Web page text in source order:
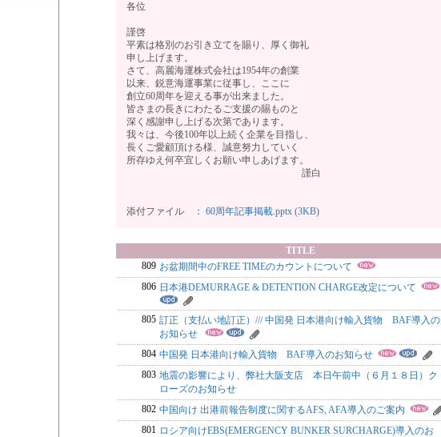
各位
謹啓
平素は格別のお引き立てを賜り、厚く御礼
申し上げます。
さて、高麗海運株式会社は1954年の創業
以来、鋭意海運事業に従事し、ここに
創立60周年を迎える事が出来ました。
皆さまの長きにわたるご支援の賜ものと
深く感謝申し上げる次第であります。
我々は、今後100年以上続く企業を目指し、
長くご愛顧頂ける様、誠意努力していく
所存ゆえ何卒宜しくお願い申しあげます。
謹白
添付ファイル ： 60周年記事掲載.pptx (3KB)
TITLE
809 お盆期間中のFREE TIMEのカウントについて
806 日本港DEMURRAGE & DETENTION CHARGE改定について
805 訂正（支払い地訂正）/// 中国発 日本港向け輸入貨物 BAF導入の
お知らせ
804 中国発 日本港向け輸入貨物 BAF導入のお知らせ
803 地震の影響により、弊社大阪支店 本日午前中（６月１８日）ク
ローズのお知らせ
802 中国向け 出港前報告制度に関するAFS, AFA導入のご案内
801 ロシア向けEBS(EMERGENCY BUNKER SURCHARGE)導入のお